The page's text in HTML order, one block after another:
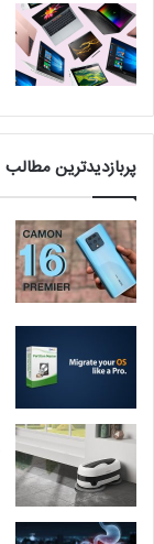
پربازدیدترین مطالب